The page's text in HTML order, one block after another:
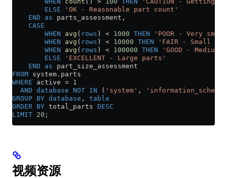
        ELSE
'OK - Reasonable part count'
    END
as parts_assessment,
    CASE
        WHEN
avg ( rows ) < 1000 THEN 'POOR - Very
        WHEN
avg ( rows ) < 10000 THEN 'FAIR - Small
        WHEN
avg ( rows ) < 100000 THEN 'GOOD - Medium
        ELSE
'EXCELLENT - Large parts'
    END
as part_size_assessment
FROM system . parts
WHERE active = 1
  AND
database NOT IN ( 'system' ,
'information_schema'
GROUP BY database , table
ORDER BY total_parts DESC
LIMIT 20 ;
视频资源